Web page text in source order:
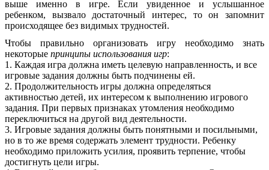
выше именно в игре. Если увиденное и услышанное
ребенком, вызвало достаточный интерес, то он запомнит
происходящее без видимых трудностей.
Чтобы правильно организовать игру необходимо знать
некоторые принципы использования игр:
1. Каждая игра должна иметь целевую направленность, и все
игровые задания должны быть подчинены ей.
2. Продолжительность игры должна определяться
активностью детей, их интересом к выполнению игрового
задания. При первых признаках утомления необходимо
переключиться на другой вид деятельности.
3. Игровые задания должны быть понятными и посильными,
но в то же время содержать элемент трудности. Ребенку
необходимо приложить усилия, проявить терпение, чтобы
достигнуть цели игры.